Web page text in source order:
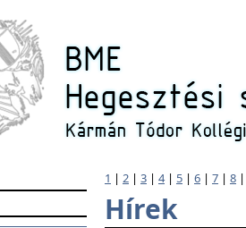
1 | 2 | 3 | 4| 5 | 6 | 7 | 8
Hírek